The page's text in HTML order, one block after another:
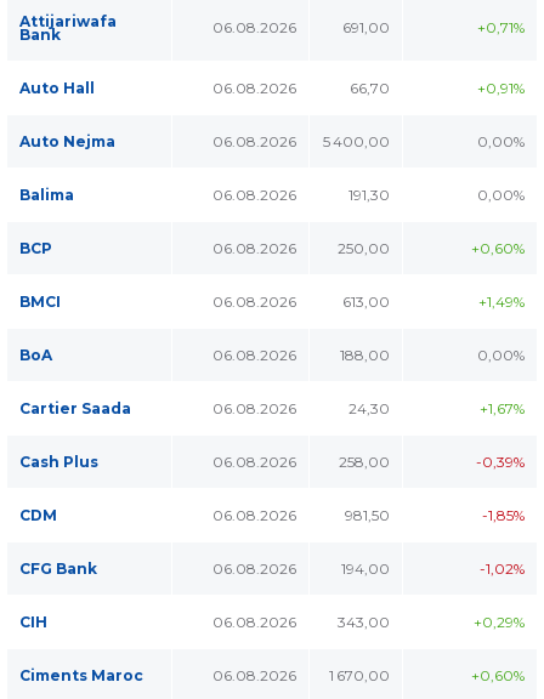
Attijariwafa
Bank 06.08.2026 691,00 +0,71%
Auto Hall 06.08.2026 66,70 +0,91%
Auto Nejma 06.08.2026 5 400,00 0,00%
Balima 06.08.2026 191,30 0,00%
BCP 06.08.2026 250,00 +0,60%
BMCI 06.08.2026 613,00 +1,49%
BoA 06.08.2026 188,00 0,00%
Cartier Saada 06.08.2026 24,30 +1,67%
Cash Plus 06.08.2026 258,00 -0,39%
CDM 06.08.2026 981,50 -1,85%
CFG Bank 06.08.2026 194,00 -1,02%
CIH 06.08.2026 343,00 +0,29%
Ciments Maroc 06.08.2026 1 670,00 +0,60%